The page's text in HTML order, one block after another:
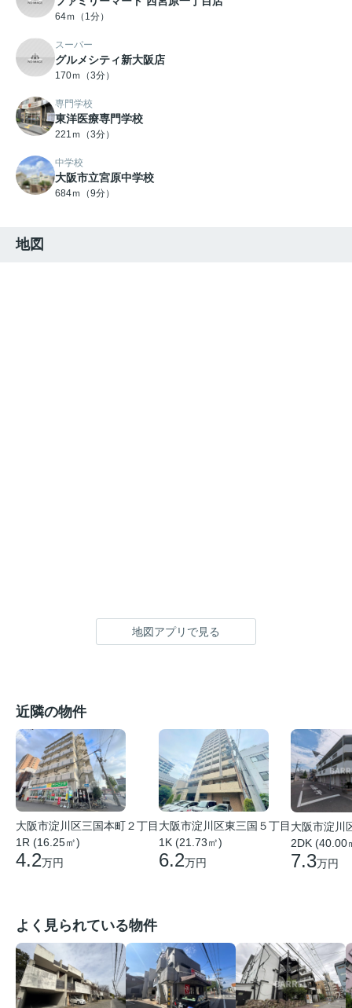
64ｍ（1分）
スーパー
グルメシティ新大阪店
170ｍ（3分）
専門学校
東洋医療専門学校
221ｍ（3分）
中学校
大阪市立宮原中学校
684ｍ（9分）
地図
地図アプリで見る
近隣の物件
大阪市淀川区三国本町２丁目
1R (16.25㎡)
4.2万円
大阪市淀川区東三国５丁目
1K (21.73㎡)
6.2万円
大阪市淀川
2DK (40.00
7.3万円
よく見られている物件